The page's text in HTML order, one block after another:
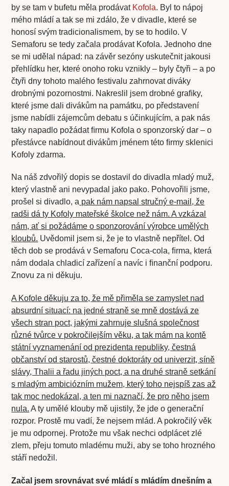
by se tam v bufetu měla prodávat Kofola. Byl to nápoj
mého mládí a tak se mi zdálo, že v divadle, které se
honosí svým tradicionalismem, by se to hodilo. V
Semaforu se tedy začala prodávat Kofola. Jednoho dne
se mi udělal nápad: na závěr sezóny uskutečnit jakousi
přehlídku her, které onoho roku vznikly – byly čtyři – a po
čtyři dny tohoto malého festivalu zahrnovat diváky
drobnými pozornostmi. Nakreslil jsem drobné graﬁky,
které jsme dali divákům na památku, po představení
jsme nabídli zájemcům debatu s účinkujícím, a pak nás
taky napadlo požádat ﬁrmu Kofola o sponzorský dar – o
přestávce nabídnout divákům jménem této ﬁrmy sklenici
Kofoly zdarma.
Na náš zdvořilý dopis se dostavil do divadla mladý muž,
který vlastně ani nevypadal jako pako. Pohovořili jsme,
prošel si divadlo, a pak nám napsal stručný e-mail, že
radši dá ty Kofoly mateřské školce než nám. A vzkázal
nám, ať si požádáme o sponzorování výrobce umělých
kloubů. Uvědomil jsem si, že je to vlastně nepřítel. Od
těch dob se prodává v Semaforu Coca-cola, ﬁrma, která
nám dodala chladicí zařízení a navíc i ﬁnanční podporu.
Znovu za ni děkuju.
A Kofole děkuju za to, že mě přiměla se zamyslet nad
absurdní situací: na jedné straně se mně dostává ze
všech stran poct, jakými zahrnuje slušná společnost
různé tvůrce v pokročilejším věku, a tak mám na kontě
státní vyznamenání od prezidenta republiky, čestná
občanství od starostů, čestné doktoráty od univerzit, síně
slávy, Thalii a řadu jiných poct, a na druhé straně setkání
s mladým ambiciózním mužem, který toho nejspíš zas až
tak moc nedokázal, a ten mi naznačí, že pro něho jsem
nula. A ty umělé klouby mě ujistily, že jde o generační
rozpor. Prostě mu vadí, že nejsem mlád. A pokročilý věk
je mu odpornej. Protože mu však nechci odplácet zlé
zlem, přeju tomuto mladému muži, aby se toho hrozného
stáří nedožil.
Začal jsem srovnávat své mládí s mládím dnešním a